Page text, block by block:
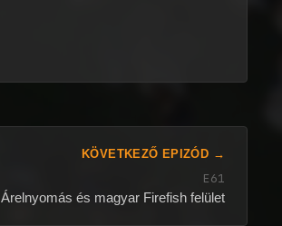
KÖVETKEZŐ EPIZÓD →
E61
Árelnyomás és magyar Firefish felület